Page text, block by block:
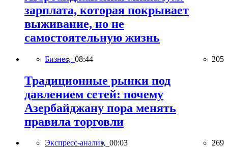
зарплата, которая покрывает
выживание, но не
самостоятельную жизнь
Бизнес, 08:44 205
Традиционные рынки под
давлением сетей: почему
Азербайджану пора менять
правила торговли
Экспресс-анализ, 00:03 269